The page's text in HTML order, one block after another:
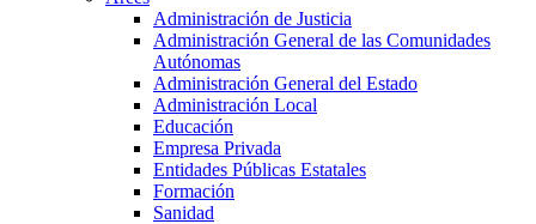
Administración de Justicia
Administración General de las Comunidades
Autónomas
Administración General del Estado
Administración Local
Educación
Empresa Privada
Entidades Públicas Estatales
Formación
Sanidad